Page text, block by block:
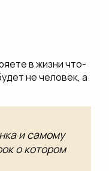
в жизни что-
не человек, а
и самому
о котором